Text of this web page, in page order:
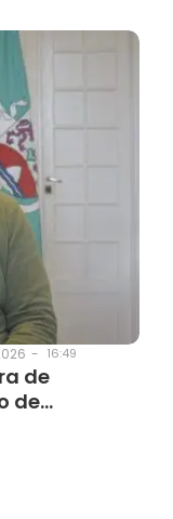
- 16:49
de
de…